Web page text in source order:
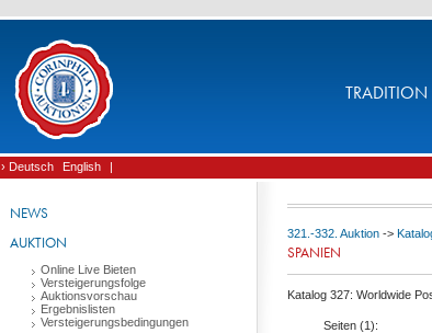
TRADITION
› Deutsch English |
NEWS
AUKTION
Online Live Bieten
Versteigerungsfolge
Auktionsvorschau
Ergebnislisten
Versteigerungsbedingungen
321.-332. Auktion ->
SPANIEN
Katalog 327: Worldwide
Seiten (1):